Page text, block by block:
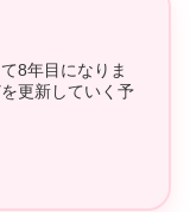
8年目になりま
更新していく予